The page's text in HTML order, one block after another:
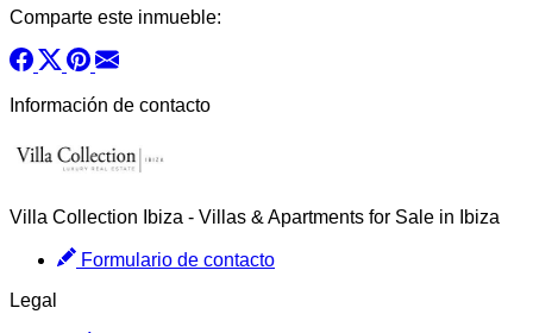
Comparte este inmueble:
Información de contacto
Villa Collection Ibiza - Villas & Apartments for Sale in Ibiza
Formulario de contacto
Legal